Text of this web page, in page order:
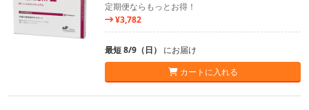
定期便ならもっとお得！
¥3,782
最短 8/9（日） にお届け
カートに入れる